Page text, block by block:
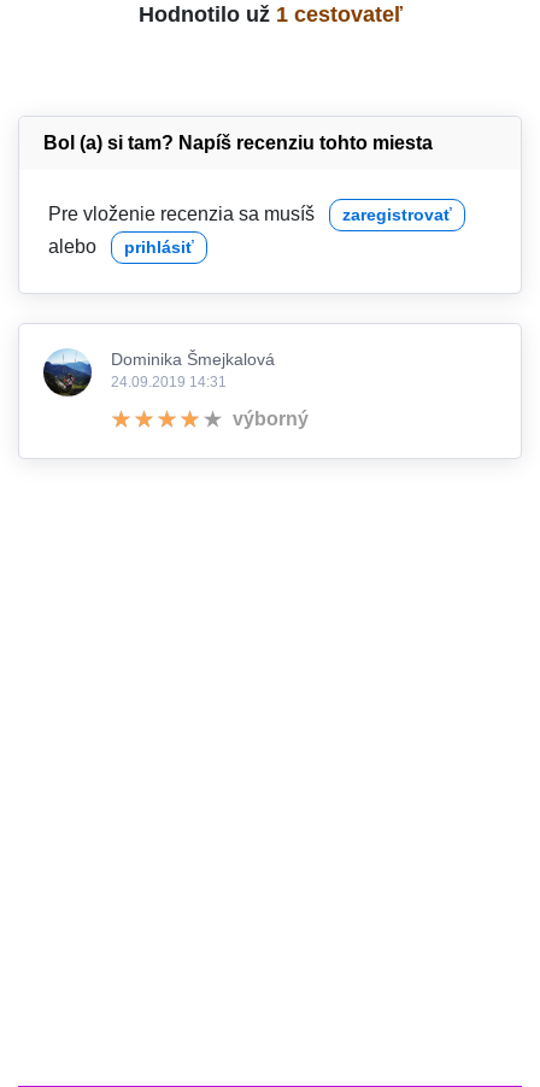
Hodnotilo už 1 cestovateľ
Bol (a) si tam? Napíš recenziu tohto miesta
Pre vloženie recenzia sa musíš zaregistrovať
alebo prihlásiť
Dominika Šmejkalová
24.09.2019 14:31
výborný